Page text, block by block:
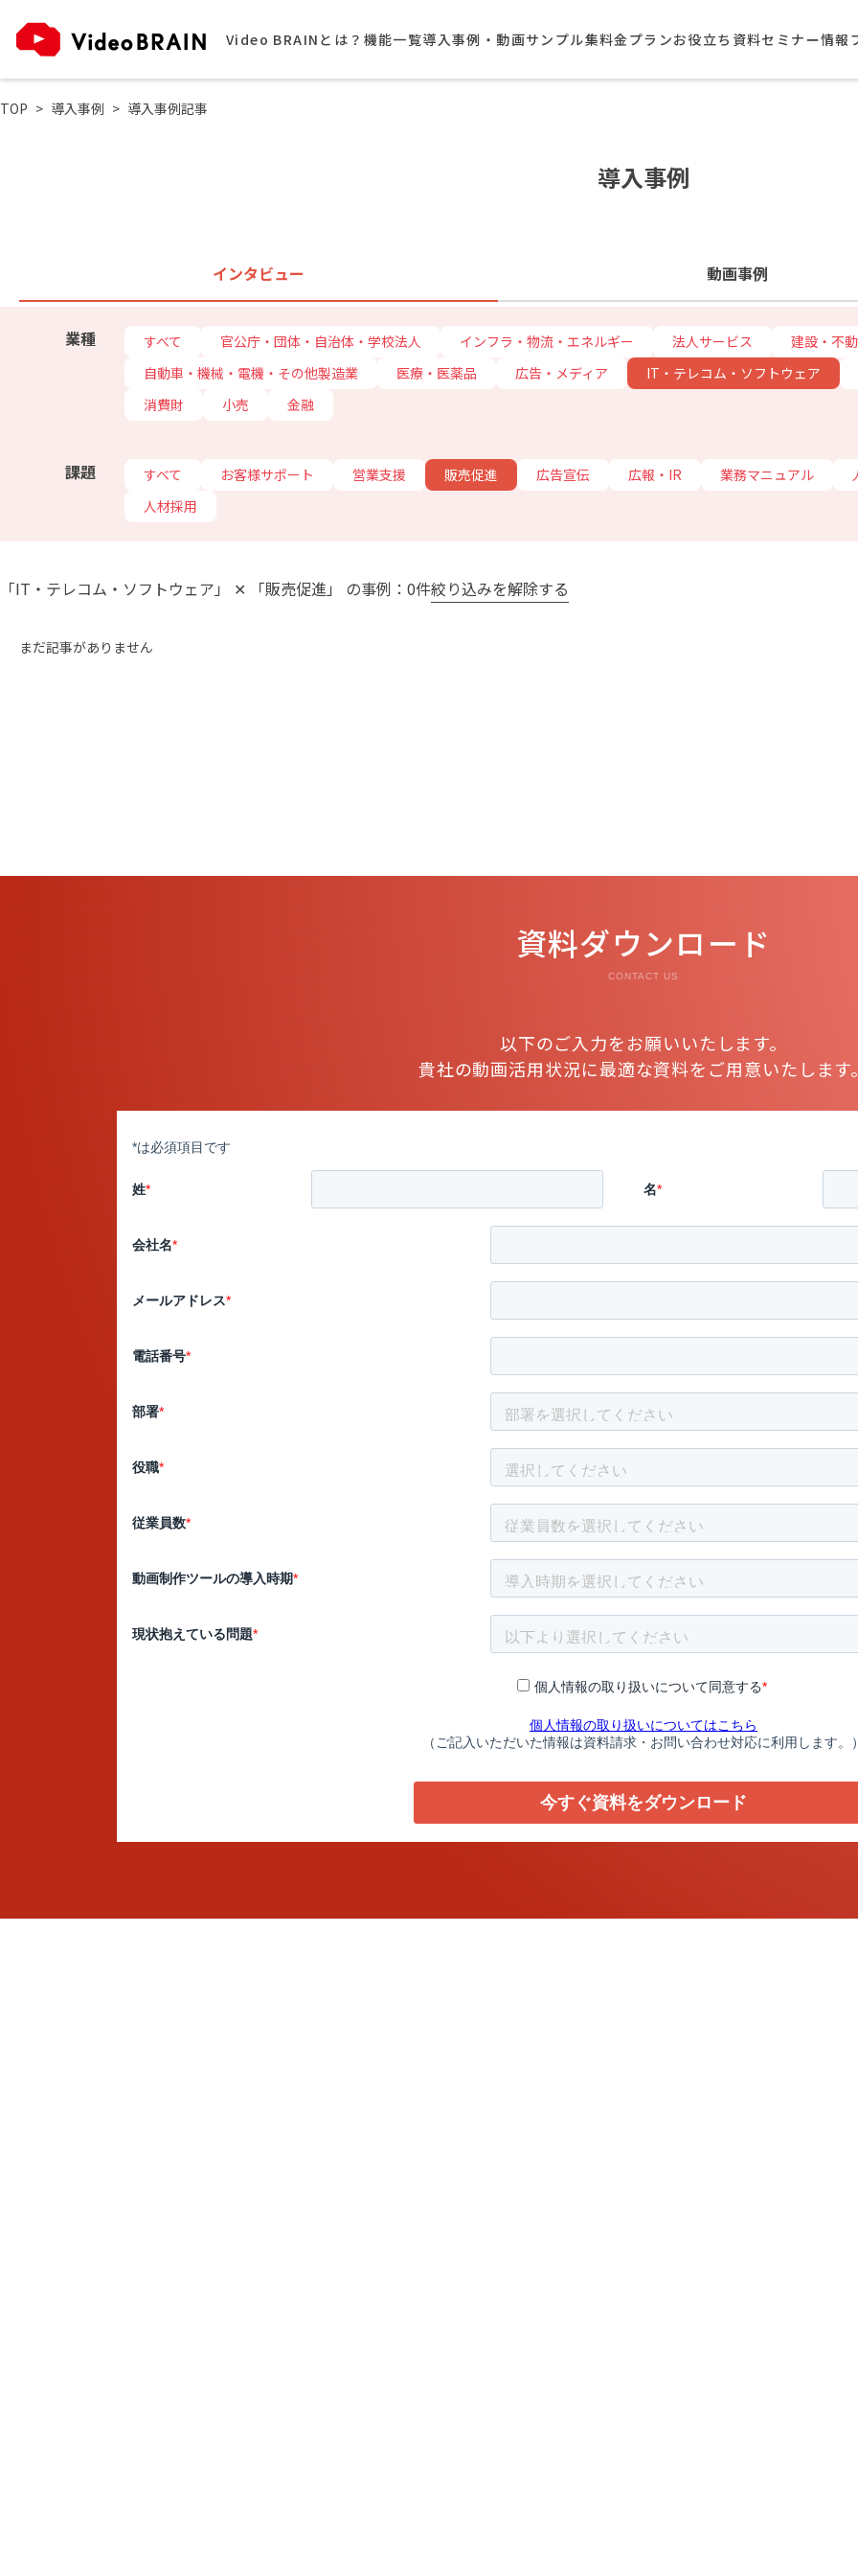
Video BRAINとは？ 機能一覧導入事例・動画サンプル集​料金プランお役立ち資料セミナー情報
TOP 導入事例 導入事例記事
導入事例
インタビュー 動画事例
業種 すべて 官公庁・団体・自治体・学校法人 インフラ・物流・エネルギー 法人サービス
建設・不
自動車・機械・電機・その他製造業
医療・医薬品 広告・メディア
IT・テレコム・ソフトウェア
消費財
小売 金融
課題 すべて お客様サポート 営業支援 販売促進 広告宣伝 広報・IR 業務マニュアル
人材採用
「IT・テレコム・ソフトウェア」 ✕ 「販売促進」 の事例：0件絞り込みを解除する
まだ記事がありません
資料ダウンロード
CONTACT US
以下のご入力をお願いいたします。
貴社の動画活用状況に最適な資料をご用意いたします